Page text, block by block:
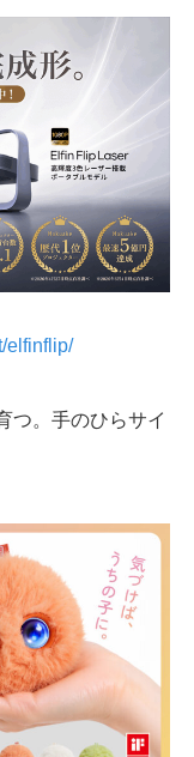
elfinflip/
つ。手のひらサイ